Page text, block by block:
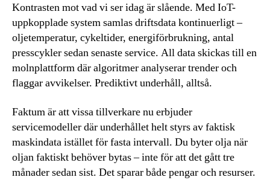
Kontrasten mot vad vi ser idag är slående. Med IoT-
uppkopplade system samlas driftsdata kontinuerligt –
oljetemperatur, cykeltider, energiförbrukning, antal
presscykler sedan senaste service. All data skickas till en
molnplattform där algoritmer analyserar trender och
flaggar avvikelser. Prediktivt underhåll, alltså.
Faktum är att vissa tillverkare nu erbjuder
servicemodeller där underhållet helt styrs av faktisk
maskindata istället för fasta intervall. Du byter olja när
oljan faktiskt behöver bytas – inte för att det gått tre
månader sedan sist. Det sparar både pengar och resurser.